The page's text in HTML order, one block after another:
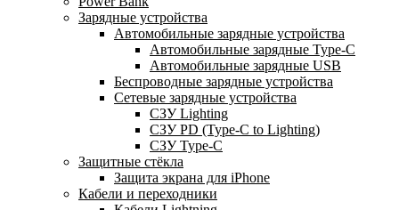
Зарядные устройства
Автомобильные зарядные устройства
Автомобильные зарядные Type-C
Автомобильные зарядные USB
Беспроводные зарядные устройства
Сетевые зарядные устройства
СЗУ Lighting
СЗУ PD (Type-C to Lighting)
СЗУ Type-C
Защитные стёкла
Защита экрана для iPhone
Кабели и переходники